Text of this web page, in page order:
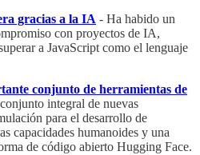
gracias a la IA - Ha habido un
con proyectos de IA,
a JavaScript como el lenguaje
conjunto de herramientas de
integral de nuevas
para el desarrollo de
capacidades humanoides y una
de código abierto Hugging Face.